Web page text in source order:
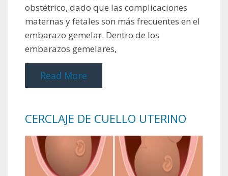
obstétrico, dado que las complicaciones
maternas y fetales son más frecuentes en el
embarazo gemelar. Dentro de los
embarazos gemelares,
Read More
CERCLAJE DE CUELLO UTERINO